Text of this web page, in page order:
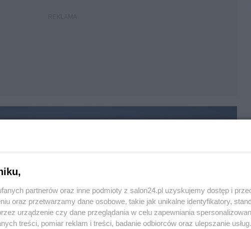
partnerów oraz inne podmioty z salon24.pl uzyskujemy dostęp i
oraz przetwarzamy dane osobowe, takie jak unikalne identyfikatory,
urządzenie czy dane przeglądania w celu zapewniania
treści, pomiar reklam i treści, badanie odbiorców oraz ulepszanie